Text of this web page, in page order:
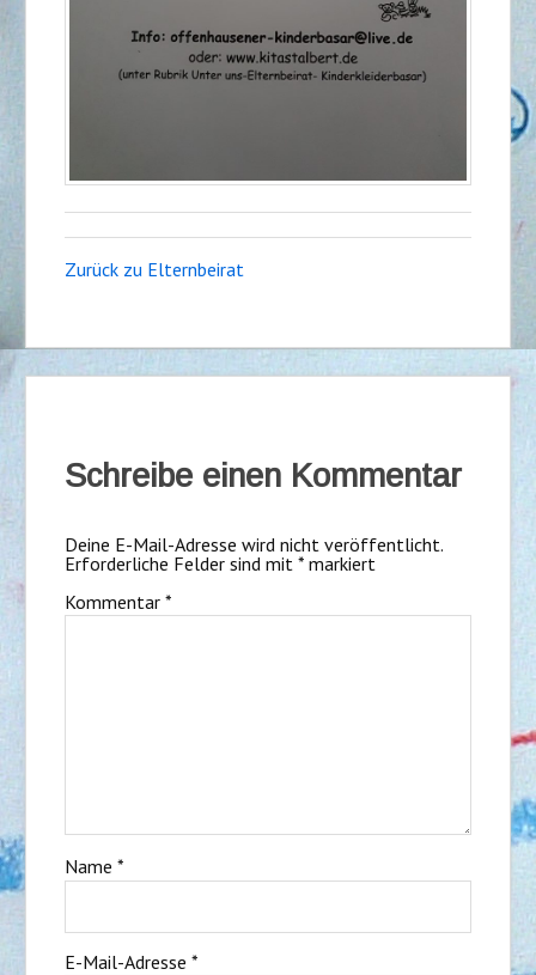
Zurück zu Elternbeirat
Schreibe einen Kommentar
Deine E-Mail-Adresse wird nicht veröffentlicht.
Erforderliche Felder sind mit *markiert
Kommentar *
Name *
E-Mail-Adresse *